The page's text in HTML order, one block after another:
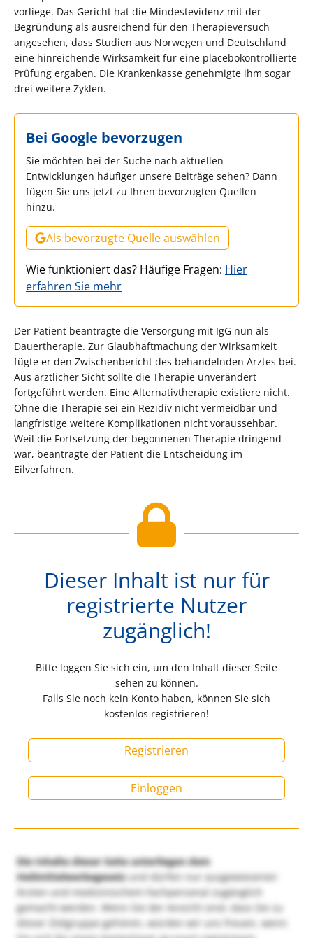
vorliege. Das Gericht hat die Mindestevidenz mit der
Begründung als ausreichend für den Therapieversuch
angesehen, dass Studien aus Norwegen und Deutschland
eine hinreichende Wirksamkeit für eine placebokontrollierte
Prüfung ergaben. Die Krankenkasse genehmigte ihm sogar
drei weitere Zyklen.
Bei Google bevorzugen
Sie möchten bei der Suche nach aktuellen
Entwicklungen häufiger unsere Beiträge sehen? Dann
fügen Sie uns jetzt zu Ihren bevorzugten Quellen
hinzu.
Als bevorzugte Quelle auswählen
Wie funktioniert das? Häufige Fragen: Hier
erfahren Sie mehr
Der Patient beantragte die Versorgung mit IgG nun als
Dauertherapie. Zur Glaubhaftmachung der Wirksamkeit
fügte er den Zwischenbericht des behandelnden Arztes bei.
Aus ärztlicher Sicht sollte die Therapie unverändert
fortgeführt werden. Eine Alternativtherapie existiere nicht.
Ohne die Therapie sei ein Rezidiv nicht vermeidbar und
langfristige weitere Komplikationen nicht voraussehbar.
Weil die Fortsetzung der begonnenen Therapie dringend
war, beantragte der Patient die Entscheidung im
Eilverfahren.
Dieser Inhalt ist nur für
registrierte Nutzer
zugänglich!
Bitte loggen Sie sich ein, um den Inhalt dieser Seite
sehen zu können.
Falls Sie noch kein Konto haben, können Sie sich
kostenlos registrieren!
Registrieren
Einloggen
Die Inhalte dieser Seite unterliegen dem
Heilmittelwerbegesetzund dürfen nur ausgewiesenen
Ärzten und medizinischem Fachpersonal zugänglich
gemacht werden. Wenn Sie der Ansicht sind, dass Sie zu
dieser Zielgruppe gehören, würden wir uns freuen, wenn